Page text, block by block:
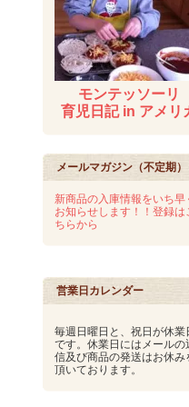
モンテッソーリ
育児日記 in アメリ
メールマガジン（不定期）
新商品の入庫情報をいち早
お知らせします！！登録は
ちらから
営業日カレンダー
毎週日曜日と、祝日が休業
です。休業日にはメールの
信及び商品の発送はお休み
頂いております。